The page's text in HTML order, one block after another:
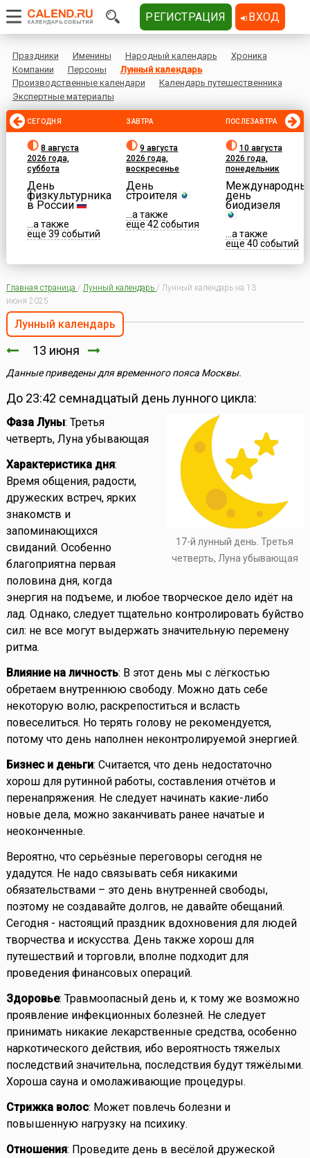
Праздники Именины Народный календарь
Хроника
Компании
Персоны
Лунный календарь
Производственные календари
Календарь путешественника
Экспертные материалы
СЕГОДНЯ
8 августа
2026 года,
суббота
День
физкультурника
в России
...а также
еще 39 событий
ЗАВТРА
9 августа
2026 года,
воскресенье
День
строителя
...а также
еще 42 события
ПОСЛЕЗАВТРА
10 августа
2026 года,
понедельник
день
биодизеля
...а также
еще 40 событий
Главная страница / Лунный календарь / Лунный календарь на 13
июня 2025
Лунный календарь
13 июня
Данные приведены для временного пояса Москвы.
До 23:42 семнадцатый день лунного цикла:
17-й лунный день. Третья
четверть, Луна убывающая
Фаза Луны: Третья
четверть, Луна убывающая
Характеристика дня:
Время общения, радости,
дружеских встреч, ярких
знакомств и
запоминающихся
свиданий. Особенно
благоприятна первая
половина дня, когда
энергия на подъеме, и любое творческое дело идёт на
лад. Однако, следует тщательно контролировать буйство
сил: не все могут выдержать значительную перемену
ритма.
Влияние на личность: В этот день мы с лёгкостью
обретаем внутреннюю свободу. Можно дать себе
некоторую волю, раскрепоститься и всласть
повеселиться. Но терять голову не рекомендуется,
потому что день наполнен неконтролируемой энергией.
Бизнес и деньги: Считается, что день недостаточно
хорош для рутинной работы, составления отчётов и
перенапряжения. Не следует начинать какие-либо
новые дела, можно заканчивать ранее начатые и
неоконченные.
Вероятно, что серьёзные переговоры сегодня не
удадутся. Не надо связывать себя никакими
обязательствами – это день внутренней свободы,
поэтому не создавайте долгов, не давайте обещаний.
Сегодня - настоящий праздник вдохновения для людей
творчества и искусства. День также хорош для
путешествий и торговли, вполне подходит для
проведения финансовых операций.
Здоровье: Травмоопасный день и, к тому же возможно
проявление инфекционных болезней. Не следует
принимать никакие лекарственные средства, особенно
наркотического действия, ибо вероятность тяжелых
последствий значительна, последствия будут тяжёлыми.
Хороша сауна и омолаживающие процедуры.
Стрижка волос: Может повлечь болезни и
повышенную нагрузку на психику.
Отношения: Проведите день в весёлой дружеской
РЕГИСТРАЦИЯ ВХОД